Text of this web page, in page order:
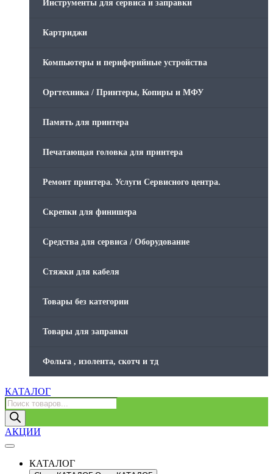
Инструменты для сервиса и заправки
Картриджи
Компьютеры и периферийные устройства
Оргтехника / Принтеры, Копиры и МФУ
Память для принтера
Печатающая головка для принтера
Ремонт принтера. Услуги Сервисного центра.
Скрепки для финишера
Средства для сервиса / Оборудование
Стяжки для кабеля
Товары без категории
Товары для заправки
Фольга , изолента, скотч и тд
КАТАЛОГ
Поиск
товаров
АКЦИИ
КАТАЛОГ